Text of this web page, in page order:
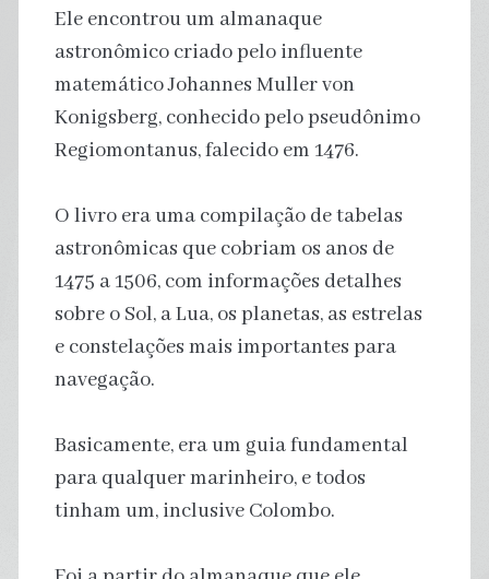
Ele encontrou um almanaque
astronômico criado pelo influente
matemático Johannes Muller von
Konigsberg, conhecido pelo pseudônimo
Regiomontanus, falecido em 1476.
O livro era uma compilação de tabelas
astronômicas que cobriam os anos de
1475 a 1506, com informações detalhes
sobre o Sol, a Lua, os planetas, as estrelas
e constelações mais importantes para
navegação.
Basicamente, era um guia fundamental
para qualquer marinheiro, e todos
tinham um, inclusive Colombo.